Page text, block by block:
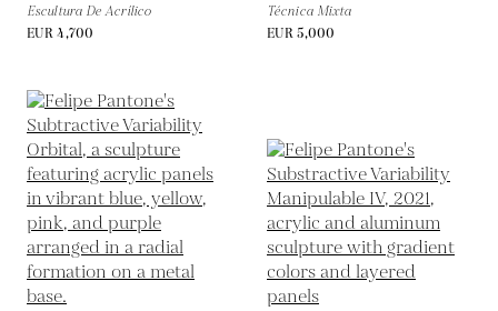
Escultura De Acrílico
EUR 4,700
Técnica Mixta
EUR 5,000